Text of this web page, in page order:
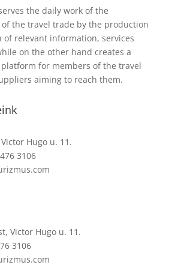
the daily work of the
the travel trade by the production
relevant information, services
on the other hand creates a
for members of the travel
aiming to reach them.
Hugo u. 11.
3106
Victor Hugo u. 11.
3106